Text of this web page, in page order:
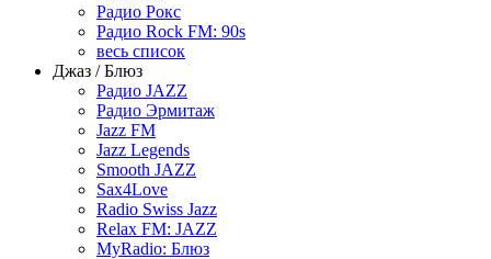
Радио Рокс
Радио Rock FM: 90s
весь список
Джаз / Блюз
Радио JAZZ
Радио Эрмитаж
Jazz FM
Jazz Legends
Smooth JAZZ
Sax4Love
Radio Swiss Jazz
Relax FM: JAZZ
MyRadio: Блюз